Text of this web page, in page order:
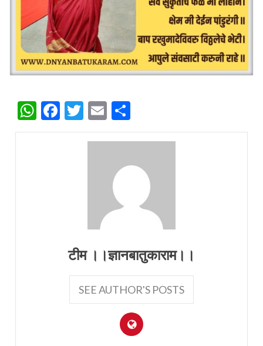
WhatsApp
Facebook
Twitter
Email
टीम ।।ज्ञानबातुकाराम।।
SEE AUTHOR'S POSTS